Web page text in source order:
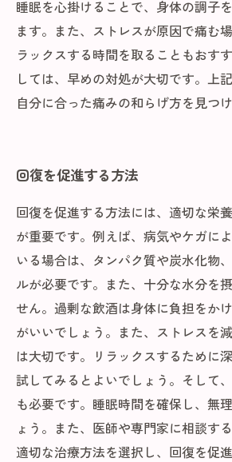
睡眠を心掛けることで、身体の調子
ます。また、ストレスが原因で痛む
ラックスする時間を取ることもおす
しては、早めの対処が大切です。上
自分に合った痛みの和らげ方を見つ
回復を促進する方法
回復を促進する方法には、適切な栄
が重要です。例えば、病気やケガに
いる場合は、タンパク質や炭水化物
ルが必要です。また、十分な水分を
せん。過剰な飲酒は身体に負担をか
がいいでしょう。また、ストレスを
は大切です。リラックスするために
試してみるとよいでしょう。そして
も必要です。睡眠時間を確保し、無
ょう。また、医師や専門家に相談す
適切な治療方法を選択し、回復を促